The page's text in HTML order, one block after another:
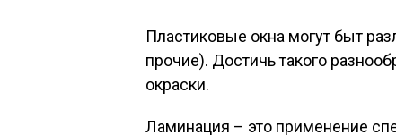
Пластиковые окна могут быт
прочие). Достичь такого
окраски.
Ламинация – это применение